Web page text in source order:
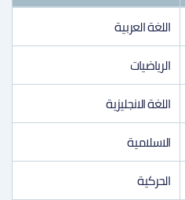
اللغة العربية
الرياضيات
اللغة الانجليزية
الاسلامية
الحركية